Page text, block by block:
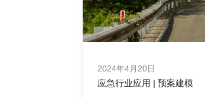
2024年4月20日
应急行业应用 | 预案建模